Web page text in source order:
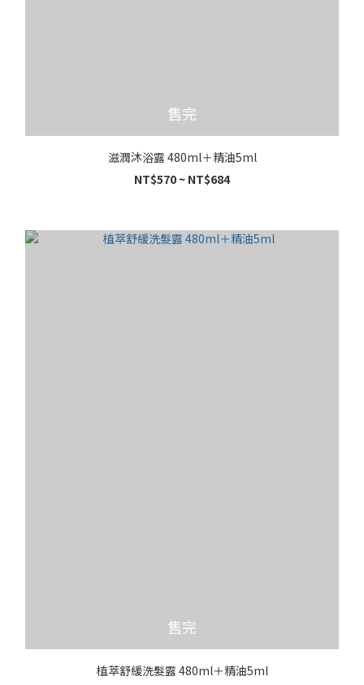
售完
滋潤沐浴露 480ml＋精油5ml
NT$570 ~ NT$684
售完
植萃舒緩洗髮露 480ml＋精油5ml